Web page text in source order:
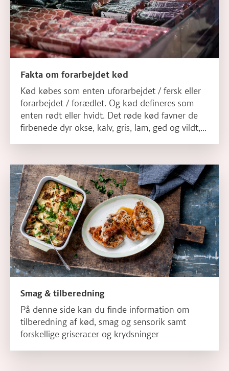
Fakta om forarbejdet kød
Kød købes som enten uforarbejdet / fersk eller
forarbejdet / forædlet. Og kød defineres som
enten rødt eller hvidt. Det røde kød favner de
firbenede dyr okse, kalv, gris, lam, ged og vildt,
oftest som en stor gruppe og er en blanding af
alle arter.
Læs mere om Smag & tilberedning
Smag & tilberedning
På denne side kan du finde information om
tilberedning af kød, smag og sensorik samt
forskellige griseracer og krydsninger